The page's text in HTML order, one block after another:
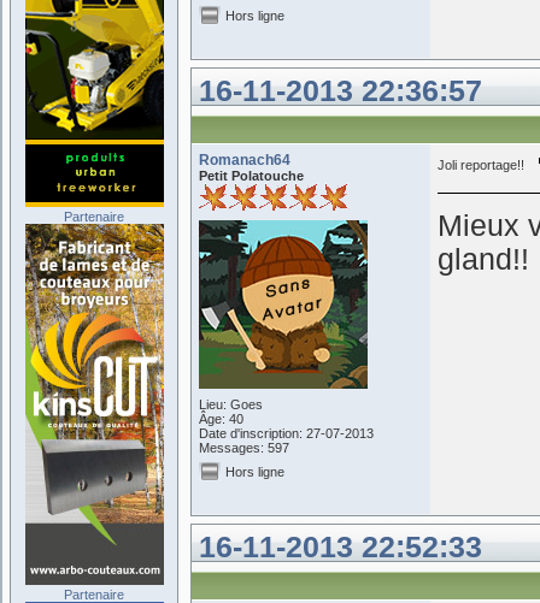
Hors ligne
16-11-2013 22:36:57
Romanach64
Petit Polatouche
Lieu: Goes
Âge: 40
Date d'inscription: 27-07-2013
Messages: 597
Joli reportage!!
Mieux
gland!!
Hors ligne
16-11-2013 22:52:33
Partenaire
Partenaire